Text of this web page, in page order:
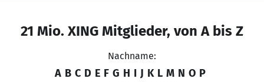
21 Mio. XING Mitglieder, von A bis Z
Nachname:
A B C D E F G H I J K L M N O P